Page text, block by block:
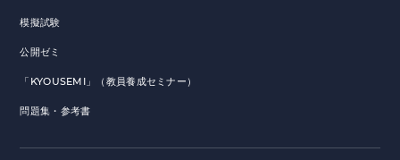
模擬試験
公開ゼミ
「KYOUSEMI」（教員養成セミナー）
問題集・参考書